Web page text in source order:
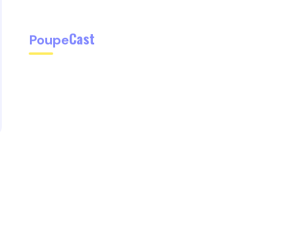
PoupeCast